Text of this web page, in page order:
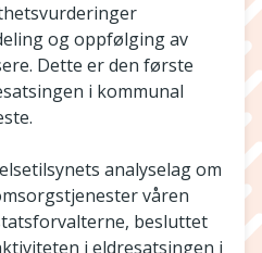
og oppfølging av
Dette er den første
i kommunal
analyselag om
våren
besluttet
i eldresatsingen i